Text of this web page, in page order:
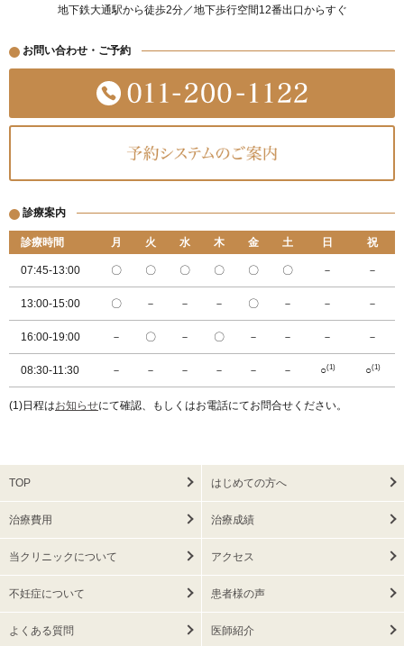
地下鉄大通駅から徒歩2分／地下歩行空間12番出口からすぐ
お問い合わせ・ご予約
診療案内
診療時間 月 火 水 木 金 土 日 祝
07:45-13:00 〇 〇 〇 〇 〇 〇 － －
13:00-15:00 〇 － － － 〇 － － －
16:00-19:00 － 〇 － 〇 － － － －
08:30-11:30 － － － － － － ○(1) ○(1)
(1)日程はお知らせにて確認、もしくはお電話にてお問合せください。
TOP はじめての方へ
治療費用 治療成績
当クリニックについて アクセス
不妊症について 患者様の声
よくある質問 医師紹介